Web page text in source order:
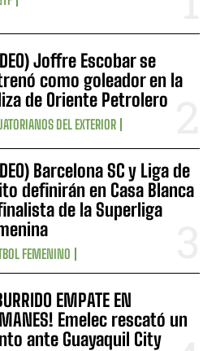
Joffre Escobar se
como goleador en la
de Oriente Petrolero
DEL EXTERIOR
Barcelona SC y Liga de
definirán en Casa Blanca
de la Superliga
FEMENINO
EMPATE EN
Emelec rescató un
ante Guayaquil City